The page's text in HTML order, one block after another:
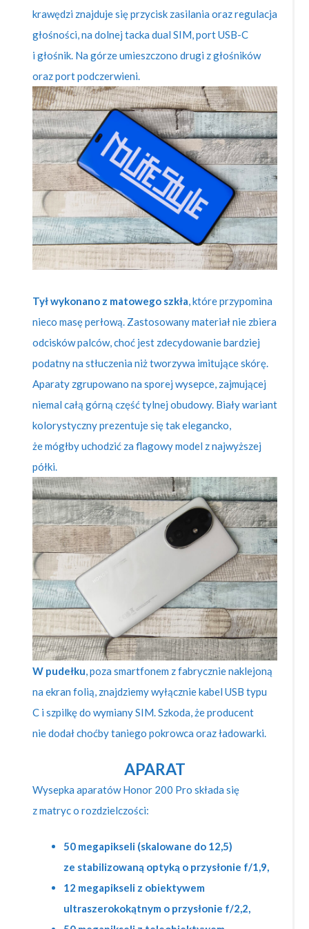
krawędzi znajduje się przycisk zasilania oraz regulacja
głośności, na dolnej tacka dual SIM, port USB-C
i głośnik. Na górze umieszczono drugi z głośników
oraz port podczerwieni.
Tył wykonano z matowego szkła, które przypomina
nieco masę perłową. Zastosowany materiał nie zbiera
odcisków palców, choć jest zdecydowanie bardziej
podatny na stłuczenia niż tworzywa imitujące skórę.
Aparaty zgrupowano na sporej wysepce, zajmującej
niemal całą górną część tylnej obudowy. Biały wariant
kolorystyczny prezentuje się tak elegancko,
że mógłby uchodzić za flagowy model z najwyższej
półki.
W pudełku, poza smartfonem z fabrycznie naklejoną
na ekran folią, znajdziemy wyłącznie kabel USB typu
C i szpilkę do wymiany SIM. Szkoda, że producent
nie dodał choćby taniego pokrowca oraz ładowarki.
APARAT
Wysepka aparatów Honor 200 Pro składa się
z matryc o rozdzielczości:
50 megapikseli (skalowane do 12,5)
ze stabilizowaną optyką o przysłonie f/1,9,
12 megapikseli z obiektywem
ultraszerokokątnym o przysłonie f/2,2,